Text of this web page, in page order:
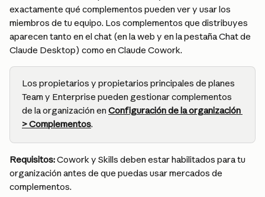
exactamente qué complementos pueden ver y usar los
miembros de tu equipo. Los complementos que distribuyes
aparecen tanto en el chat (en la web y en la pestaña Chat de
Claude Desktop) como en Claude Cowork.
Los propietarios y propietarios principales de planes
Team y Enterprise pueden gestionar complementos
de la organización en Configuración de la organización
> Complementos.
Requisitos: Cowork y Skills deben estar habilitados para tu
organización antes de que puedas usar mercados de
complementos.